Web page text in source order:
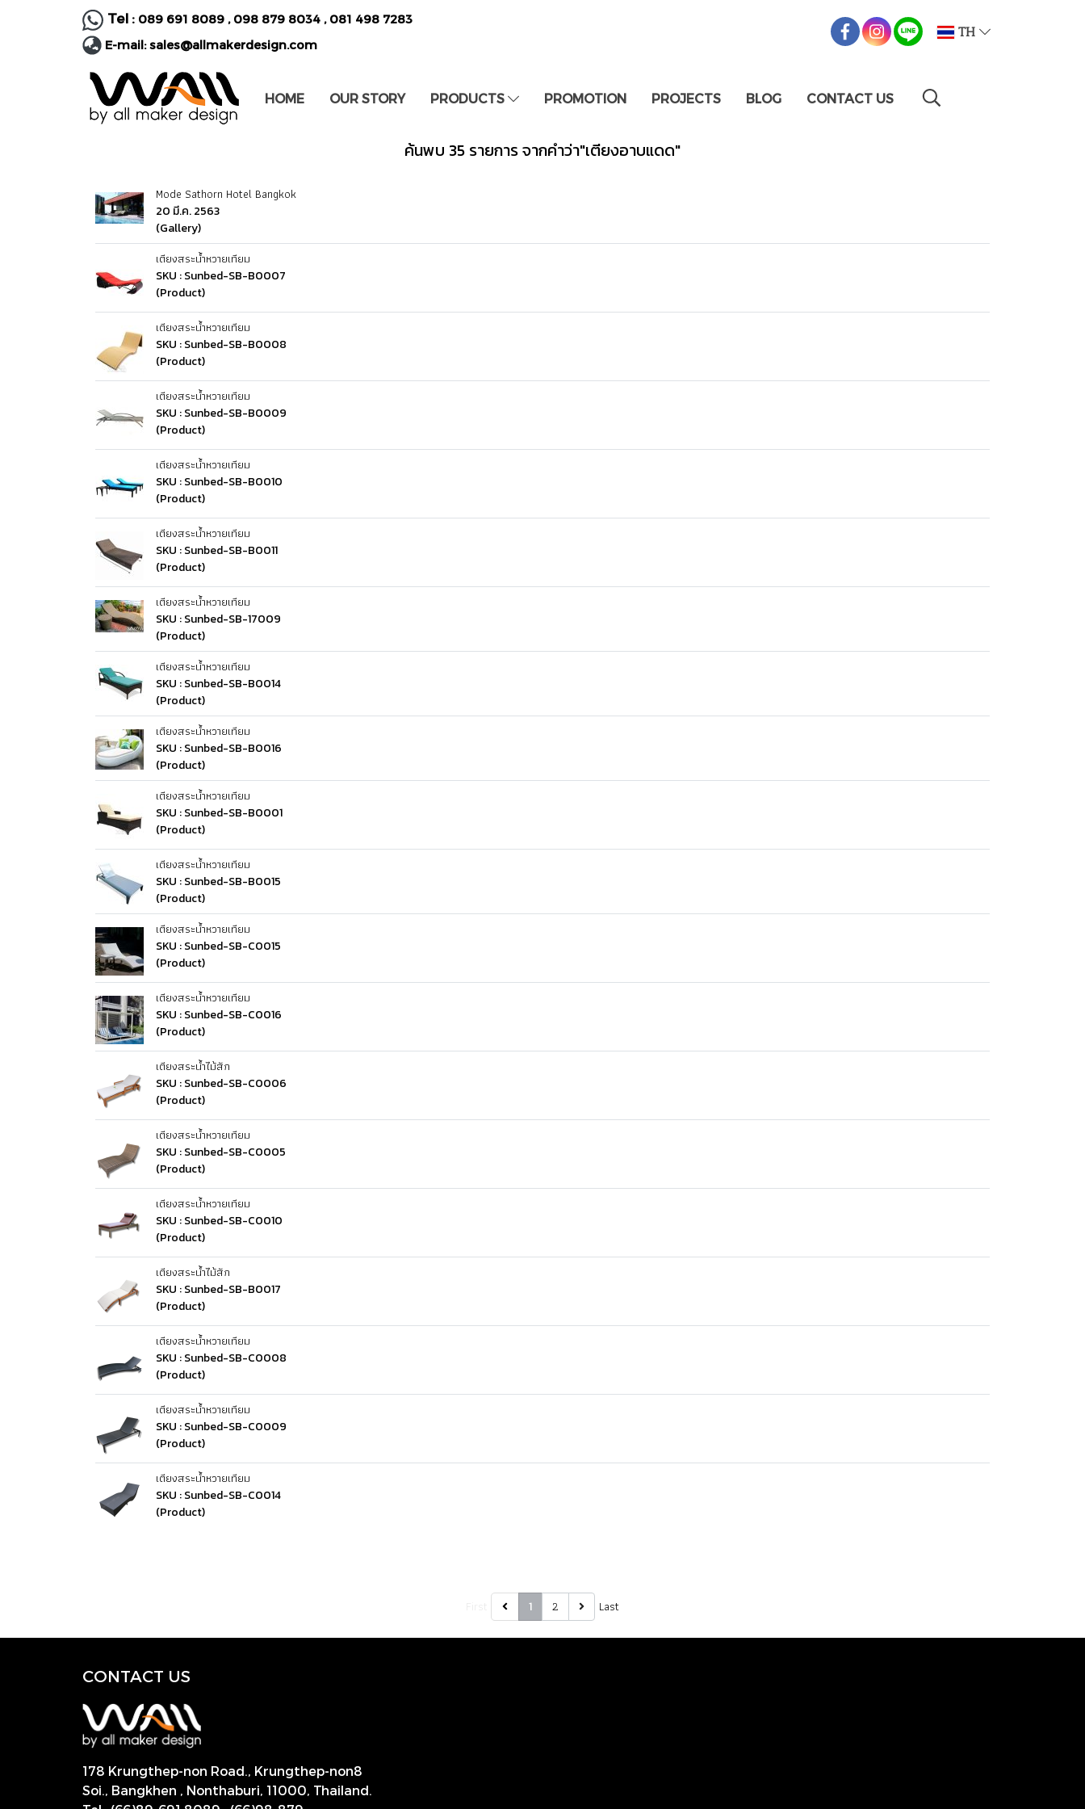
Tel : 089 691 8089 , 098 879 8034 , 081 498 7283
E-mail:sales@allmakerdesign.com
TH
HOME OUR STORY PRODUCTS PROMOTION PROJECTS BLOG CONTACT US
ค้นพบ 35 รายการ จากคำว่า"เตียงอาบแดด"
Mode Sathorn Hotel Bangkok
20 มี.ค. 2563
(Gallery)
เตียงสระน้ำหวายเทียม
SKU : Sunbed-SB-B0007
(Product)
เตียงสระน้ำหวายเทียม
SKU : Sunbed-SB-B0008
(Product)
เตียงสระน้ำหวายเทียม
SKU : Sunbed-SB-B0009
(Product)
เตียงสระน้ำหวายเทียม
SKU : Sunbed-SB-B0010
(Product)
เตียงสระน้ำหวายเทียม
SKU : Sunbed-SB-B0011
(Product)
เตียงสระน้ำหวายเทียม
SKU : Sunbed-SB-17009
(Product)
เตียงสระน้ำหวายเทียม
SKU : Sunbed-SB-B0014
(Product)
เตียงสระน้ำหวายเทียม
SKU : Sunbed-SB-B0016
(Product)
เตียงสระน้ำหวายเทียม
SKU : Sunbed-SB-B0001
(Product)
เตียงสระน้ำหวายเทียม
SKU : Sunbed-SB-B0015
(Product)
เตียงสระน้ำหวายเทียม
SKU : Sunbed-SB-C0015
(Product)
เตียงสระน้ำหวายเทียม
SKU : Sunbed-SB-C0016
(Product)
เตียงสระน้ำไม้สัก
SKU : Sunbed-SB-C0006
(Product)
เตียงสระน้ำหวายเทียม
SKU : Sunbed-SB-C0005
(Product)
เตียงสระน้ำหวายเทียม
SKU : Sunbed-SB-C0010
(Product)
เตียงสระน้ำไม้สัก
SKU : Sunbed-SB-B0017
(Product)
เตียงสระน้ำหวายเทียม
SKU : Sunbed-SB-C0008
(Product)
เตียงสระน้ำหวายเทียม
SKU : Sunbed-SB-C0009
(Product)
เตียงสระน้ำหวายเทียม
SKU : Sunbed-SB-C0014
(Product)
1 2 Last
CONTACT US
178 Krungthep-non Road., Krungthep-non8
Soi., Bangkhen , Nonthaburi, 11000, Thailand.